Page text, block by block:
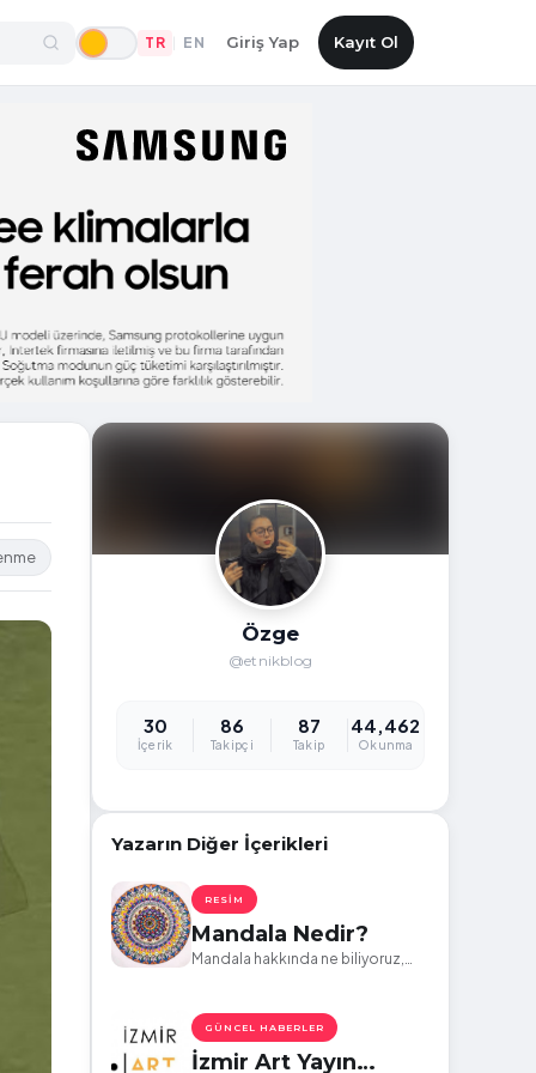
TR EN Giriş Yap Kayıt Ol
Özge
@etnikblog
30
İçerik
86
Takipçi
87
Takip
44,462
Okunma
Yazarın Diğer İçerikleri
RESIM
Mandala Nedir?
Mandala hakkında ne biliyoruz,
GÜNCEL HABERLER
İzmir Art Yayın